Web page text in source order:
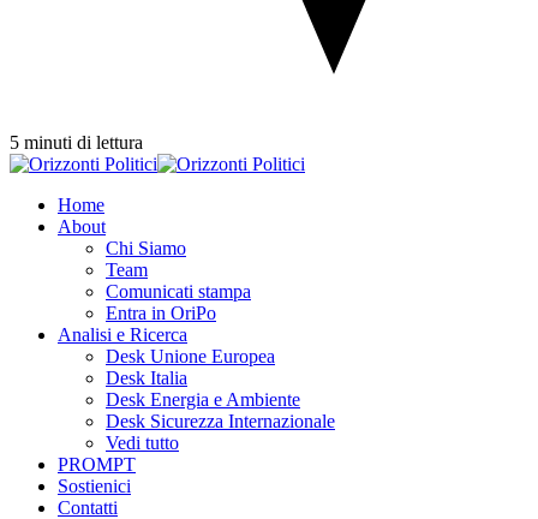
5 minuti di lettura
Home
About
Chi Siamo
Team
Comunicati stampa
Entra in OriPo
Analisi e Ricerca
Desk Unione Europea
Desk Italia
Desk Energia e Ambiente
Desk Sicurezza Internazionale
Vedi tutto
PROMPT
Sostienici
Contatti